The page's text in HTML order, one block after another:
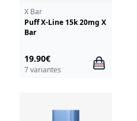
X Bar
Puff X-Line 15k 20mg X
Bar
19.90€
7 variantes